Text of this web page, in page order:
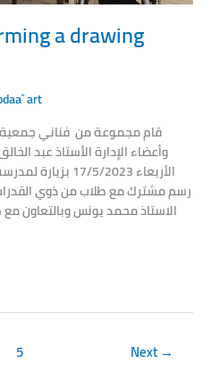
a drawing
art
قام مجموعة من فناني جمعية
وأعضاء الإدارة الأستاذ عبد
الأربعاء 17/5/
رسم مشترك مع طلاب من ذوي
الاستاذ محمد يونس وبالتعاون
5 Next →